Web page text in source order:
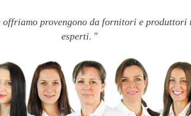
provengono da fornitori e produttori
esperti.